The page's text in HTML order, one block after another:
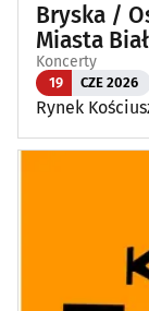
Bryska /
Miasta
Koncerty
19 CZE 2026
Rynek